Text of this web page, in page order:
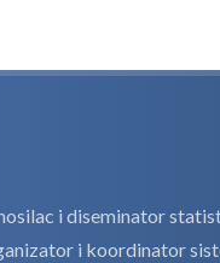
i diseminator
i koordinator